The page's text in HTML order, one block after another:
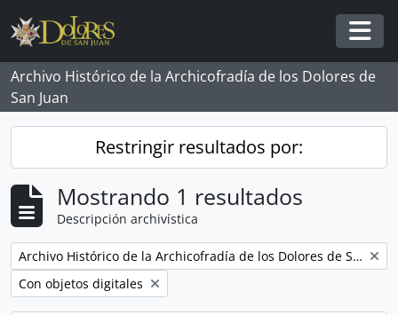
Skip to main content
Archivo Histórico de la Archicofradía de los Dolores de
San Juan
Restringir resultados por:
Mostrando 1 resultados
Descripción archivística
Remove filter:
Archivo Histórico de la Archicofradía de los Dolores de San Juan
Remove filter:
Con objetos digitales